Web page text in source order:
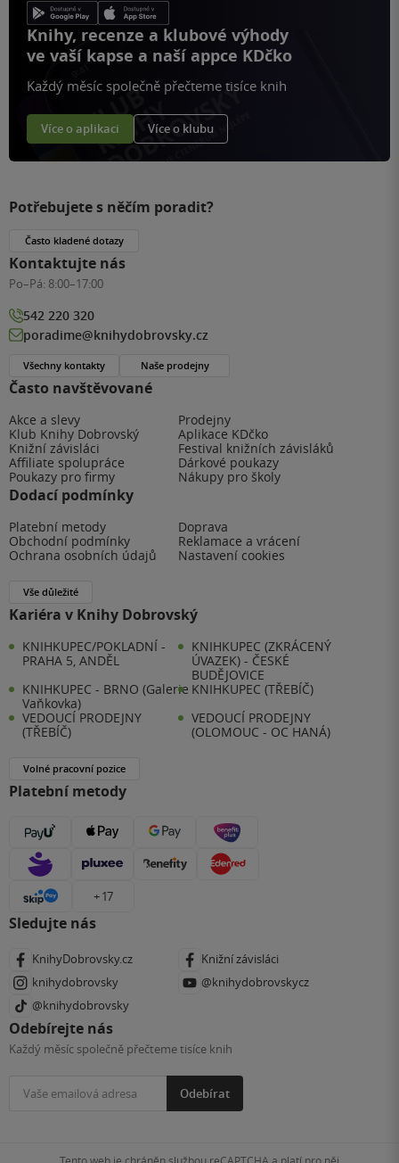
Knihy, recenze a klubové výhody
ve vaší kapse a naší appce KDčko
Každý měsíc společně přečteme tisíce knih
Více o aplikaci Více o klubu
Často navštěvované
Akce a slevy
Prodejny
Klub Knihy Dobrovský
Aplikace KDčko
Knižní závisláci
Festival knižních závisláků
Affiliate spolupráce
Dárkové poukazy
Poukazy pro firmy
Nákupy pro školy
Dodací podmínky
Platební metody
Doprava
Obchodní podmínky
Reklamace a vrácení
Ochrana osobních údajů
Nastavení cookies
Vše důležité
Kariéra v Knihy Dobrovský
KNIHKUPEC/POKLADNÍ -
PRAHA 5, ANDĚL
KNIHKUPEC (ZKRÁCENÝ
ÚVAZEK) - ČESKÉ
BUDĚJOVICE
KNIHKUPEC - BRNO (Galerie
Vaňkovka)
KNIHKUPEC (TŘEBÍČ)
VEDOUCÍ PRODEJNY
(TŘEBÍČ)
VEDOUCÍ PRODEJNY
(OLOMOUC - OC HANÁ)
Volné pracovní pozice
Platební metody
+ 17
Sledujte nás
KnihyDobrovsky.cz
Knižní závisláci
knihydobrovsky
@knihydobrovskycz
@knihydobrovsky
Odebírejte nás
Každý měsíc společně přečteme tisíce knih
Odebírat
Potřebujete s něčím poradit?
Často kladené dotazy
Kontaktujte nás
Po–Pá: 8:00–17:00
542 220 320
poradime@knihydobrovsky.cz
Všechny kontakty Naše prodejny
Tento web je chráněn službou reCAPTCHA a platí pro něj